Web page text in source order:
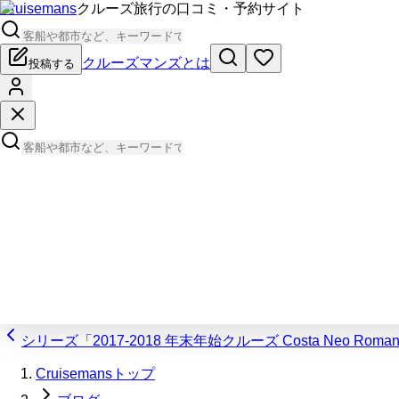
Cruisemansクルーズ旅行の口コミ・予約サイト
投稿する クルーズマンズとは
シリーズ「2017-2018 年末年始クルーズ Costa Neo
Cruisemansトップ